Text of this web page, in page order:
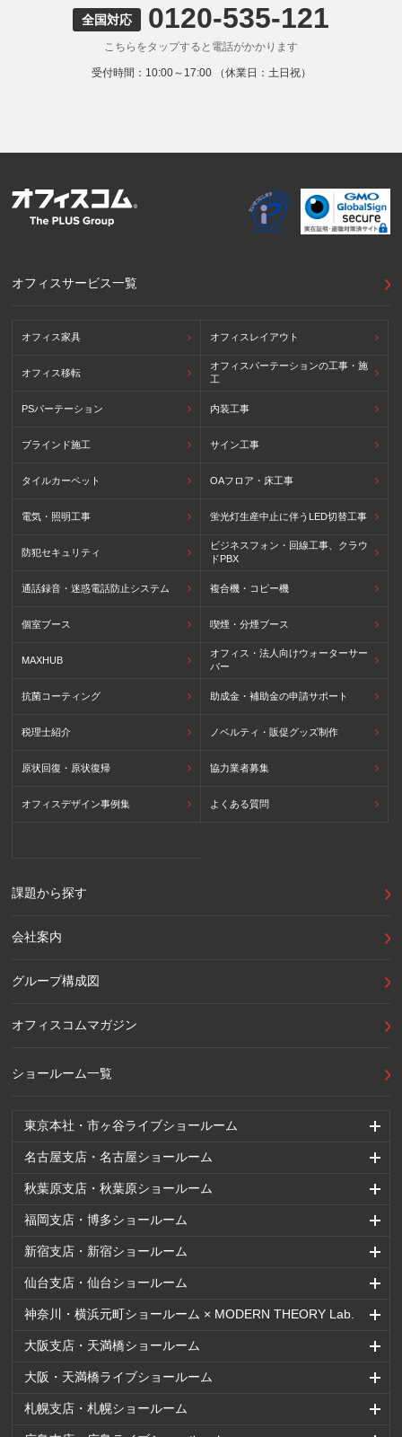
全国対応 0120-535-121
こちらをタップすると電話がかかります
受付時間：10:00～17:00 （休業日：土日祝）
東京本社・市ヶ谷ライブショールーム
名古屋支店・名古屋ショールーム
秋葉原支店・秋葉原ショールーム
福岡支店・博多ショールーム
新宿支店・新宿ショールーム
仙台支店・仙台ショールーム
神奈川・横浜元町ショールーム × MODERN THEORY Lab.
大阪支店・天満橋ショールーム
大阪・天満橋ライブショールーム
札幌支店・札幌ショールーム
オフィスサービス一覧
オフィス家具 オフィスレイアウト
オフィス移転
オフィスパーテーションの工事・施
工
PSパーテーション 内装工事
ブラインド施工 サイン工事
タイルカーペット OAフロア・床工事
電気・照明工事 蛍光灯生産中止に伴うLED切替工事
防犯セキュリティ
ビジネスフォン・回線工事、クラウ
ドPBX
通話録音・迷惑電話防止システム 複合機・コピー機
個室ブース 喫煙・分煙ブース
MAXHUB
オフィス・法人向けウォーターサー
バー
抗菌コーティング 助成金・補助金の申請サポート
税理士紹介 ノベルティ・販促グッズ制作
原状回復・原状復帰 協力業者募集
オフィスデザイン事例集 よくある質問
課題から探す
会社案内
グループ構成図
オフィスコムマガジン
ショールーム一覧